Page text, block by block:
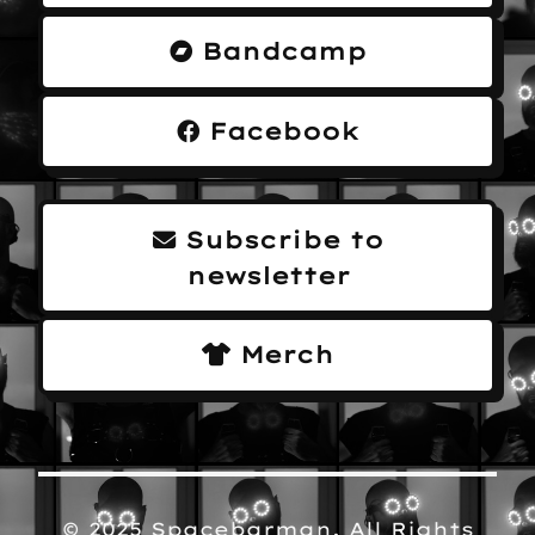
Bandcamp
Facebook
Subscribe to
newsletter
Merch
© 2025 Spacebarman. All Rights